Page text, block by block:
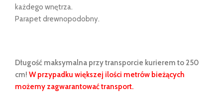
każdego wnętrza.
Parapet drewnopodobny.
Długość maksymalna przy transporcie kurierem to 250
cm! W przypadku większej ilości metrów bieżących
możemy zagwarantować transport.